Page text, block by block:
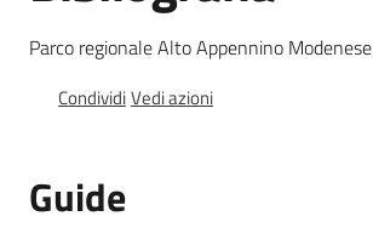
Rete
Parco regionale Alto Appennino Modenese
CondividiVedi azioni
Guide